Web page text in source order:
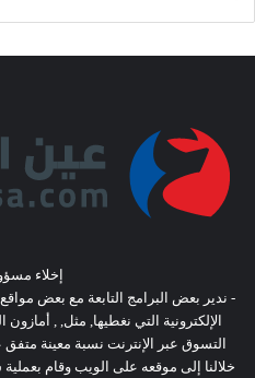
إخلاء
- ندير بعض البرامج التابعة مع بعض
الإلكترونية التي نغطيها, مثل, ,
التسوق عبر الإنترنت نسبة معينة متفق
خلالنا إلى موقعه على الويب وقام